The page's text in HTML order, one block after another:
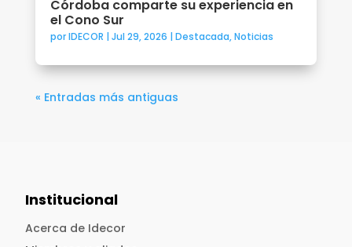
Córdoba comparte su experiencia en
el Cono Sur
porIDECOR | Jul 29, 2026 | Destacada,Noticias
« Entradas más antiguas
Institucional
Acerca de Idecor